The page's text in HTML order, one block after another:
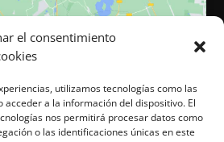
el consentimiento
utilizamos tecnologías como las
a la información del dispositivo. El
nos permitirá procesar datos como
o las identificaciones únicas en este
por Cocina Tu Marca. Todos los
reservados. ©